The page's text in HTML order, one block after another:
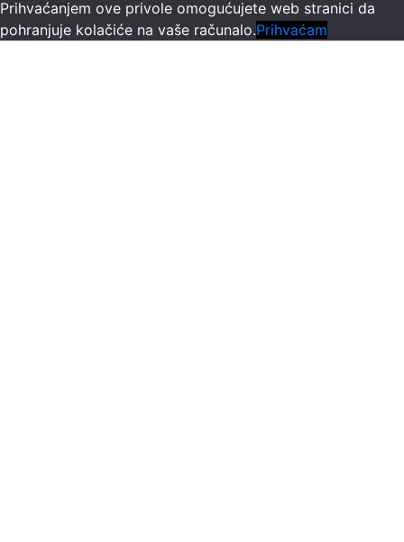
Prihvaćanjem ove privole omogućujete web stranici da
pohranjuje kolačiće na vaše računalo.Prihvaćam